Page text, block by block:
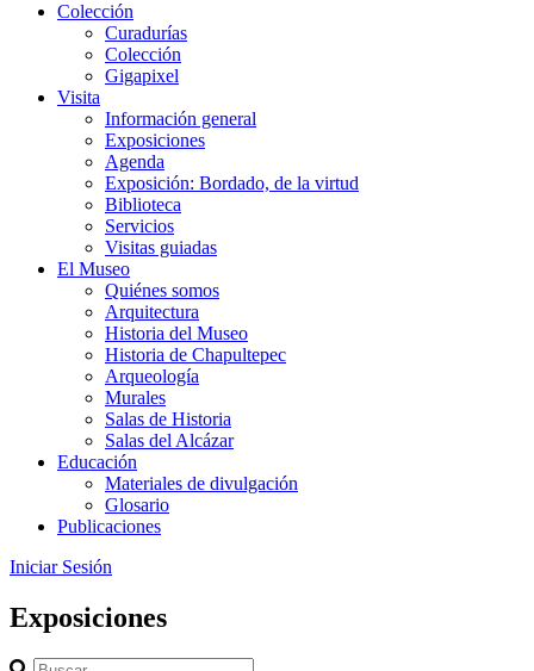
Colección
Curadurías
Colección
Gigapixel
Visita
Información general
Exposiciones
Agenda
Exposición: Bordado, de la virtud
Biblioteca
Servicios
Visitas guiadas
El Museo
Quiénes somos
Arquitectura
Historia del Museo
Historia de Chapultepec
Arqueología
Murales
Salas de Historia
Salas del Alcázar
Educación
Materiales de divulgación
Glosario
Publicaciones
Iniciar Sesión
Exposiciones